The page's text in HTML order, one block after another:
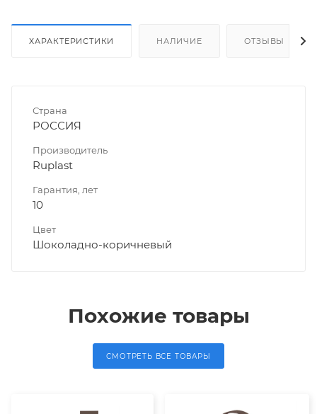
ХАРАКТЕРИСТИКИ НАЛИЧИЕ ОТЗЫВЫ
Страна
РОССИЯ
Производитель
Ruplast
Гарантия, лет
10
Цвет
Шоколадно-коричневый
Похожие товары
СМОТРЕТЬ ВСЕ ТОВАРЫ